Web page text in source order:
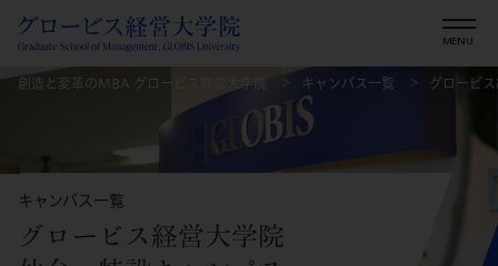
創造と変革のMBA グロービス経営大学院 キャンパス一覧 グロービ
キャンパス一覧
グロービス経営大学院